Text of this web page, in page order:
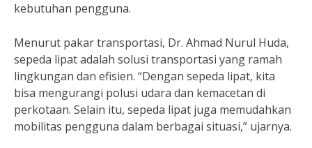
kebutuhan pengguna.
Menurut pakar transportasi, Dr. Ahmad Nurul Huda,
sepeda lipat adalah solusi transportasi yang ramah
lingkungan dan efisien. “Dengan sepeda lipat, kita
bisa mengurangi polusi udara dan kemacetan di
perkotaan. Selain itu, sepeda lipat juga memudahkan
mobilitas pengguna dalam berbagai situasi,” ujarnya.